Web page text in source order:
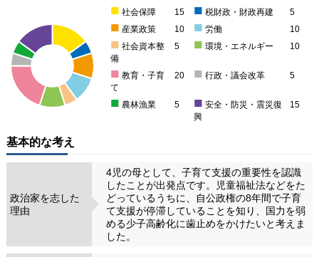
■ 社会保障 15 ■ 税財政・財政再建 5
■ 産業政策 10 ■ 労働 10
■ 社会資本整
備
5 ■ 環境・エネルギー 10
■ 教育・子育
て
20 ■ 行政・議会改革 5
■ 農林漁業 5 ■ 安全・防災・震災復
興
15
基本的な考え
政治家を志した
理由
4児の母として、子育て支援の重要性を認識
したことが出発点です。児童福祉法などをた
どっているうちに、自公政権の8年間で子育
て支援が停滞していることを知り、国力を弱
める少子高齢化に歯止めをかけたいと考えま
した。